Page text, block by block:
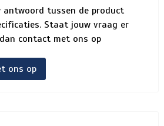
tussen de product
Staat jouw vraag er
contact met ons op
ons op